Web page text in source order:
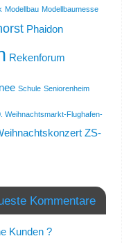
Modellbau Modellbaumesse
Phaidon
Rekenforum
Schule Seniorenheim
Weihnachtsmarkt-Flughafen-
ZS-
Kommentare
Kunden ?